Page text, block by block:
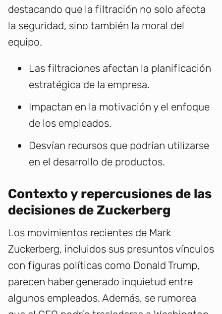
destacando que la filtración no solo afecta
la seguridad, sino también la moral del
equipo.
Las filtraciones afectan la planificación
estratégica de la empresa.
Impactan en la motivación y el enfoque
de los empleados.
Desvían recursos que podrían utilizarse
en el desarrollo de productos.
Contexto y repercusiones de las
decisiones de Zuckerberg
Los movimientos recientes de Mark
Zuckerberg, incluidos sus presuntos vínculos
con figuras políticas como Donald Trump,
parecen haber generado inquietud entre
algunos empleados. Además, se rumorea